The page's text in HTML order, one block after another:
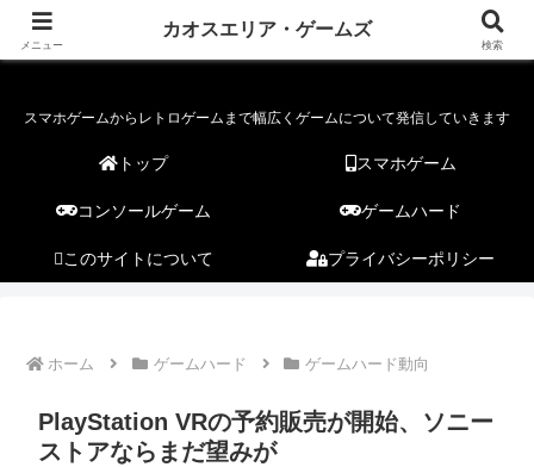
カオスエリア・ゲームズ
スマホゲームからレトロゲームまで幅広くゲームについて発信していきます
トップ スマホゲーム
コンソールゲーム ゲームハード
このサイトについて プライバシーポリシー
ホーム ゲームハード ゲームハード動向
PlayStation VRの予約販売が開始、ソニー
ストアならまだ望みが
メニュー
カオスエリア・ゲームズ
検索